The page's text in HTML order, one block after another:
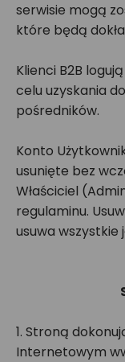
serwisie mogą
które będą
Klienci B2B
celu uzyskania
pośredników.
Konto
usunięte bez
Właściciel
regulaminu.
usuwa
1. Stroną
Internetowym